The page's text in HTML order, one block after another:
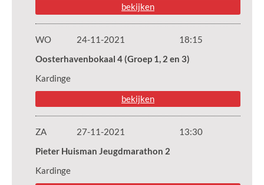
bekijken
WO 24-11-2021
18:15
Oosterhavenbokaal 4 (Groep 1, 2 en 3)
Kardinge
bekijken
ZA 27-11-2021
13:30
Pieter Huisman Jeugdmarathon 2
Kardinge